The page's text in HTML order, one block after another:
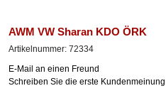
AWM VW Sharan KDO ÖRK
Artikelnummer: 72334
E-Mail an einen Freund
Schreiben Sie die erste Kundenmeinung